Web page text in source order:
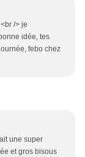
/> je
idée, tes
febo chez
une super
et gros bisous